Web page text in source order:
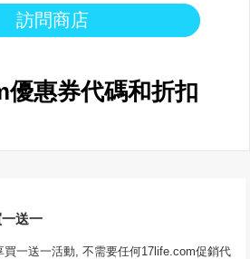
訪問商店
惠券代碼和折扣
送一
買一送一活動, 不需要任何17life.com促銷代